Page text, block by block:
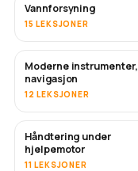
Vannforsyning
15 LEKSJONER
Moderne instrumenter,
navigasjon
12 LEKSJONER
Håndtering under
hjelpemotor
11 LEKSJONER